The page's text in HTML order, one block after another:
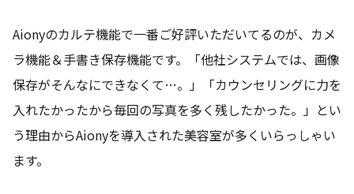
Aionyのカルテ機能で一番ご好評いただいてるのが、カメ
ラ機能＆手書き保存機能です。「他社システムでは、画像
保存がそんなにできなくて…。」「カウンセリングに力を
入れたかったから毎回の写真を多く残したかった。」とい
う理由からAionyを導入された美容室が多くいらっしゃい
ます。